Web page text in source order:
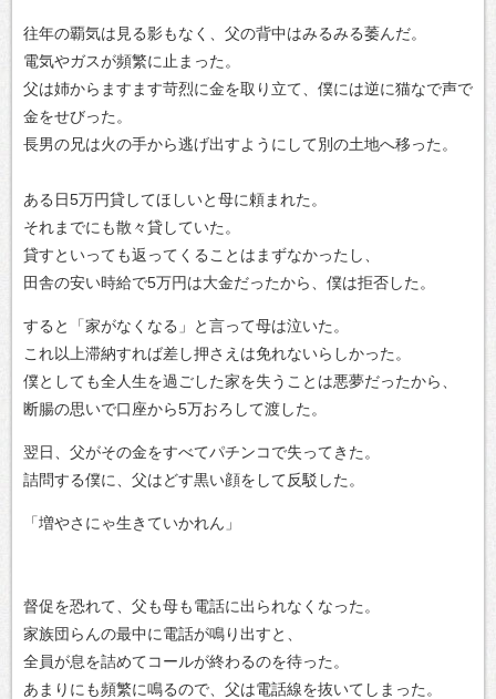
往年の覇気は見る影もなく、父の背中はみるみる萎んだ。
電気やガスが頻繁に止まった。
父は姉からますます苛烈に金を取り立て、僕には逆に猫なで声で
金をせびった。
長男の兄は火の手から逃げ出すようにして別の土地へ移った。
ある日5万円貸してほしいと母に頼まれた。
それまでにも散々貸していた。
貸すといっても返ってくることはまずなかったし、
田舎の安い時給で5万円は大金だったから、僕は拒否した。
すると「家がなくなる」と言って母は泣いた。
これ以上滞納すれば差し押さえは免れないらしかった。
僕としても全人生を過ごした家を失うことは悪夢だったから、
断腸の思いで口座から5万おろして渡した。
翌日、父がその金をすべてパチンコで失ってきた。
詰問する僕に、父はどす黒い顔をして反駁した。
「増やさにゃ生きていかれん」
督促を恐れて、父も母も電話に出られなくなった。
家族団らんの最中に電話が鳴り出すと、
全員が息を詰めてコールが終わるのを待った。
あまりにも頻繁に鳴るので、父は電話線を抜いてしまった。